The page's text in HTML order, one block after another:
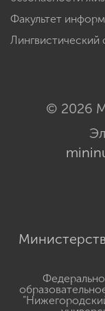
Факультет
Лингвистический
© 2026